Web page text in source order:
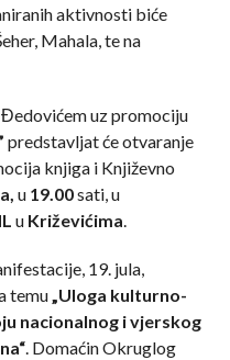
aktivnosti biće
Mahala, te na
uz promociju
predstavljat će otvaranje
knjiga i Književno
u 19.00sati, u
u Križevićima.
19. jula,
temu„Uloga kulturno-
nacionalnog i vjerskog
. Domaćin Okruglog